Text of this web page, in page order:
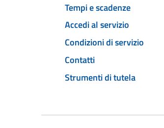
Tempi e scadenze
Accedi al servizio
Condizioni di servizio
Contatti
Strumenti di tutela